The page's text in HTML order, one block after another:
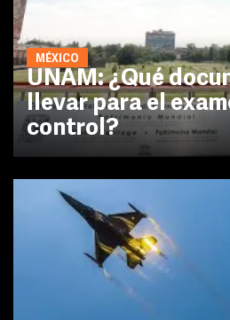
MÉXICO
UNAM: ¿Qué
llevar para el
control?